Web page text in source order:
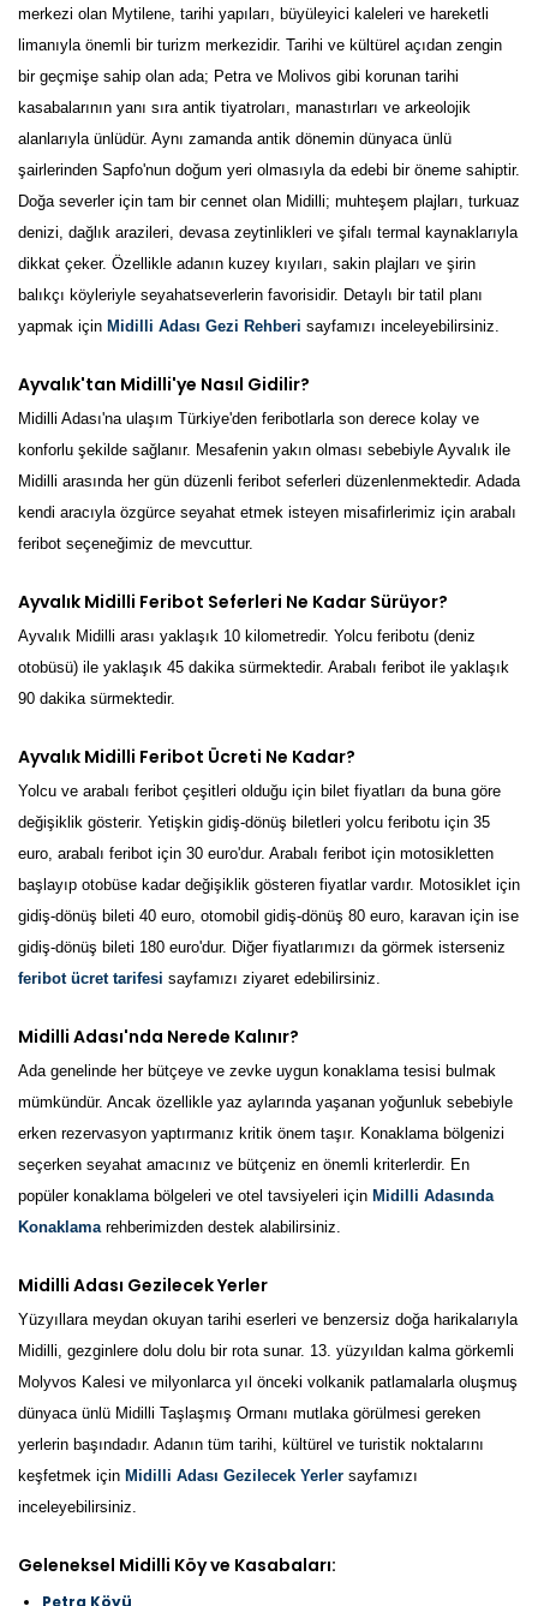
merkezi olan Mytilene, tarihi yapıları, büyüleyici kaleleri ve hareketli
limanıyla önemli bir turizm merkezidir. Tarihi ve kültürel açıdan zengin
bir geçmişe sahip olan ada; Petra ve Molivos gibi korunan tarihi
kasabalarının yanı sıra antik tiyatroları, manastırları ve arkeolojik
alanlarıyla ünlüdür. Aynı zamanda antik dönemin dünyaca ünlü
şairlerinden Sapfo'nun doğum yeri olmasıyla da edebi bir öneme sahiptir.
Doğa severler için tam bir cennet olan Midilli; muhteşem plajları, turkuaz
denizi, dağlık arazileri, devasa zeytinlikleri ve şifalı termal kaynaklarıyla
dikkat çeker. Özellikle adanın kuzey kıyıları, sakin plajları ve şirin
balıkçı köyleriyle seyahatseverlerin favorisidir. Detaylı bir tatil planı
yapmak için Midilli Adası Gezi Rehberi sayfamızı inceleyebilirsiniz.
Ayvalık'tan Midilli'ye Nasıl Gidilir?
Midilli Adası'na ulaşım Türkiye'den feribotlarla son derece kolay ve
konforlu şekilde sağlanır. Mesafenin yakın olması sebebiyle Ayvalık ile
Midilli arasında her gün düzenli feribot seferleri düzenlenmektedir. Adada
kendi aracıyla özgürce seyahat etmek isteyen misafirlerimiz için arabalı
feribot seçeneğimiz de mevcuttur.
Ayvalık Midilli Feribot Seferleri Ne Kadar Sürüyor?
Ayvalık Midilli arası yaklaşık 10 kilometredir. Yolcu feribotu (deniz
otobüsü) ile yaklaşık 45 dakika sürmektedir. Arabalı feribot ile yaklaşık
90 dakika sürmektedir.
Ayvalık Midilli Feribot Ücreti Ne Kadar?
Yolcu ve arabalı feribot çeşitleri olduğu için bilet fiyatları da buna göre
değişiklik gösterir. Yetişkin gidiş-dönüş biletleri yolcu feribotu için 35
euro, arabalı feribot için 30 euro'dur. Arabalı feribot için motosikletten
başlayıp otobüse kadar değişiklik gösteren fiyatlar vardır. Motosiklet için
gidiş-dönüş bileti 40 euro, otomobil gidiş-dönüş 80 euro, karavan için ise
gidiş-dönüş bileti 180 euro'dur. Diğer fiyatlarımızı da görmek isterseniz
feribot ücret tarifesi sayfamızı ziyaret edebilirsiniz.
Midilli Adası'nda Nerede Kalınır?
Ada genelinde her bütçeye ve zevke uygun konaklama tesisi bulmak
mümkündür. Ancak özellikle yaz aylarında yaşanan yoğunluk sebebiyle
erken rezervasyon yaptırmanız kritik önem taşır. Konaklama bölgenizi
seçerken seyahat amacınız ve bütçeniz en önemli kriterlerdir. En
popüler konaklama bölgeleri ve otel tavsiyeleri için Midilli Adasında
Konaklamarehberimizden destek alabilirsiniz.
Midilli Adası Gezilecek Yerler
Yüzyıllara meydan okuyan tarihi eserleri ve benzersiz doğa harikalarıyla
Midilli, gezginlere dolu dolu bir rota sunar. 13. yüzyıldan kalma görkemli
Molyvos Kalesi ve milyonlarca yıl önceki volkanik patlamalarla oluşmuş
dünyaca ünlü Midilli Taşlaşmış Ormanı mutlaka görülmesi gereken
yerlerin başındadır. Adanın tüm tarihi, kültürel ve turistik noktalarını
keşfetmek için Midilli Adası Gezilecek Yerler sayfamızı
inceleyebilirsiniz.
Geleneksel Midilli Köy ve Kasabaları:
Petra Köyü